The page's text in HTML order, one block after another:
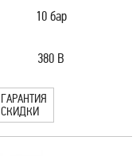
10 бар
380 В
ГАРАНТИЯ
СКИДКИ